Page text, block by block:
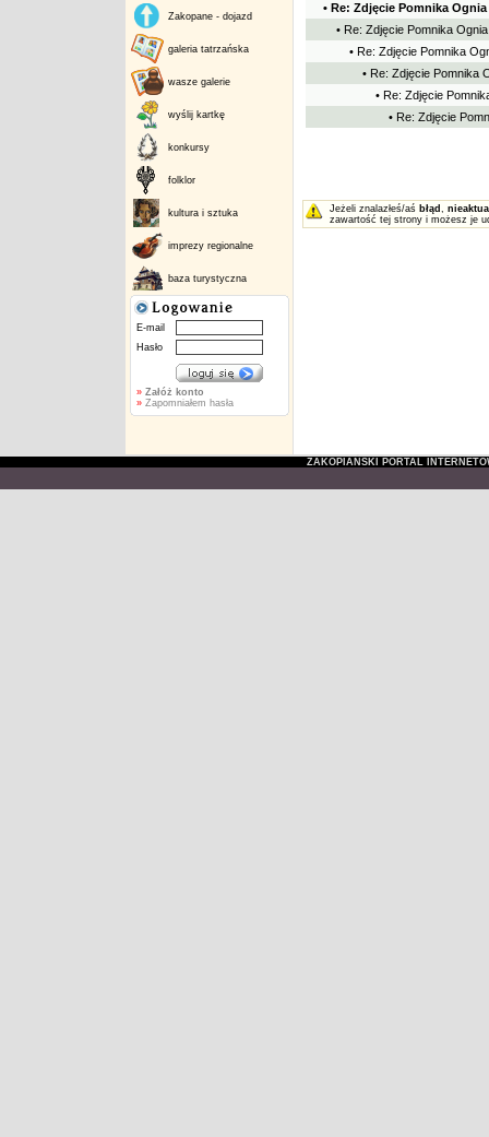
Zakopane - dojazd
galeria tatrzańska
wasze galerie
wyślij kartkę
konkursy
folklor
kultura i sztuka
imprezy regionalne
baza turystyczna
E-mail
Hasło
» Załóż konto
»Zapomniałem hasła
• Re: Zdjęcie Pomnika Ognia
• Re: Zdjęcie Pomnika Ognia
• Re: Zdjęcie Pomnika
• Re: Zdjęcie Pomnika
• Re: Zdjęcie
• Re: Zdjęcie
Jeżeli znalazłeś/aś błąd ,
zawartość tej strony i możesz je
ZAKOPIAŃSKI PORTAL